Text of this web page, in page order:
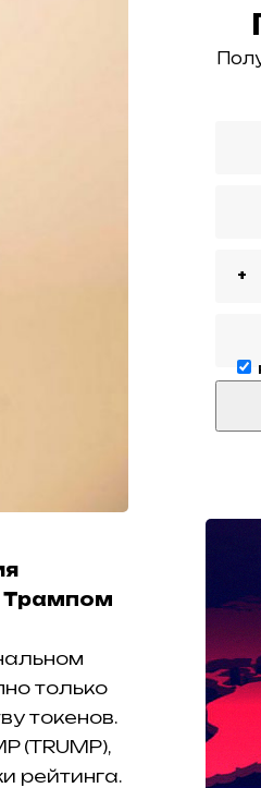
Трампом
только
токенов.
(TRUMP),
рейтинга.